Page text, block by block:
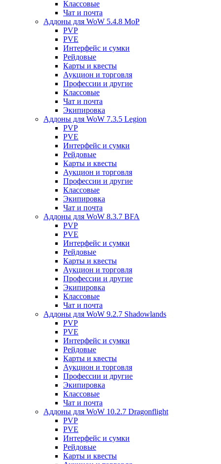
Классовые
Чат и почта
Аддоны для WoW 5.4.8 MoP
PVP
PVE
Интерфейс и сумки
Рейдовые
Карты и квесты
Аукцион и торговля
Профессии и другие
Классовые
Чат и почта
Экипировка
Аддоны для WoW 7.3.5 Legion
PVP
PVE
Интерфейс и сумки
Рейдовые
Карты и квесты
Аукцион и торговля
Профессии и другие
Классовые
Экипировка
Чат и почта
Аддоны для WoW 8.3.7 BFA
PVP
PVE
Интерфейс и сумки
Рейдовые
Карты и квесты
Аукцион и торговля
Профессии и другие
Экипировка
Классовые
Чат и почта
Аддоны для WoW 9.2.7 Shadowlands
PVP
PVE
Интерфейс и сумки
Рейдовые
Карты и квесты
Аукцион и торговля
Профессии и другие
Экипировка
Классовые
Чат и почта
Аддоны для WoW 10.2.7 Dragonflight
PVP
PVE
Интерфейс и сумки
Рейдовые
Карты и квесты